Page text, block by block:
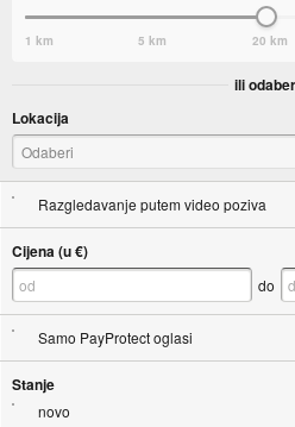
1 km 5 km 20 km
ili
Lokacija
Odaberi
Razgledavanje putem video poziva
Cijena (u €)
do
Samo PayProtect oglasi
Stanje
novo